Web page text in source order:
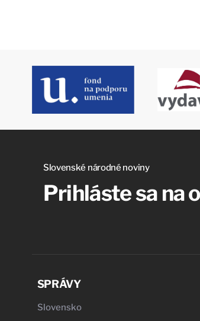
Slovenské národné noviny
Prihláste sa na
SPRÁVY
Slovensko